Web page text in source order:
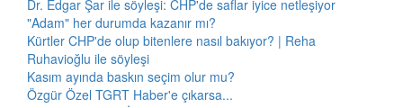
Dr. Edgar Şar ile söyleşi: CHP'de saflar iyice netleşiyor
"Adam" her durumda kazanır mı?
Kürtler CHP'de olup bitenlere nasıl bakıyor? | Reha
Ruhavioğlu ile söyleşi
Kasım ayında baskın seçim olur mu?
Özgür Özel TGRT Haber'e çıkarsa...